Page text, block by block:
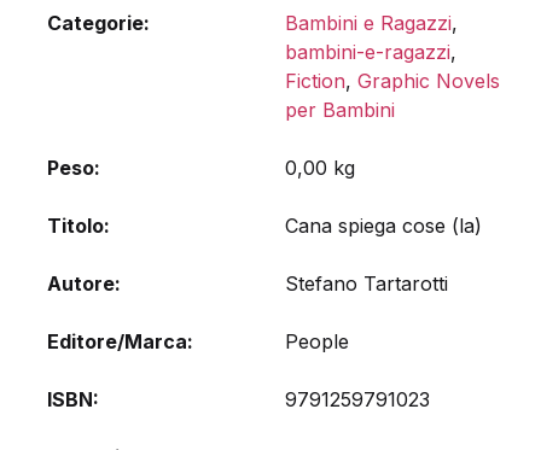
Categorie: Bambini e Ragazzi,
bambini-e-ragazzi,
Fiction, Graphic Novels
per Bambini
Peso 0,00 kg
Titolo Cana spiega cose (la)
Autore Stefano Tartarotti
Editore/Marca People
ISBN 9791259791023